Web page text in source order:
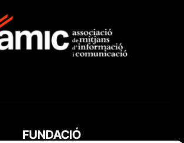
FUNDACIÓ